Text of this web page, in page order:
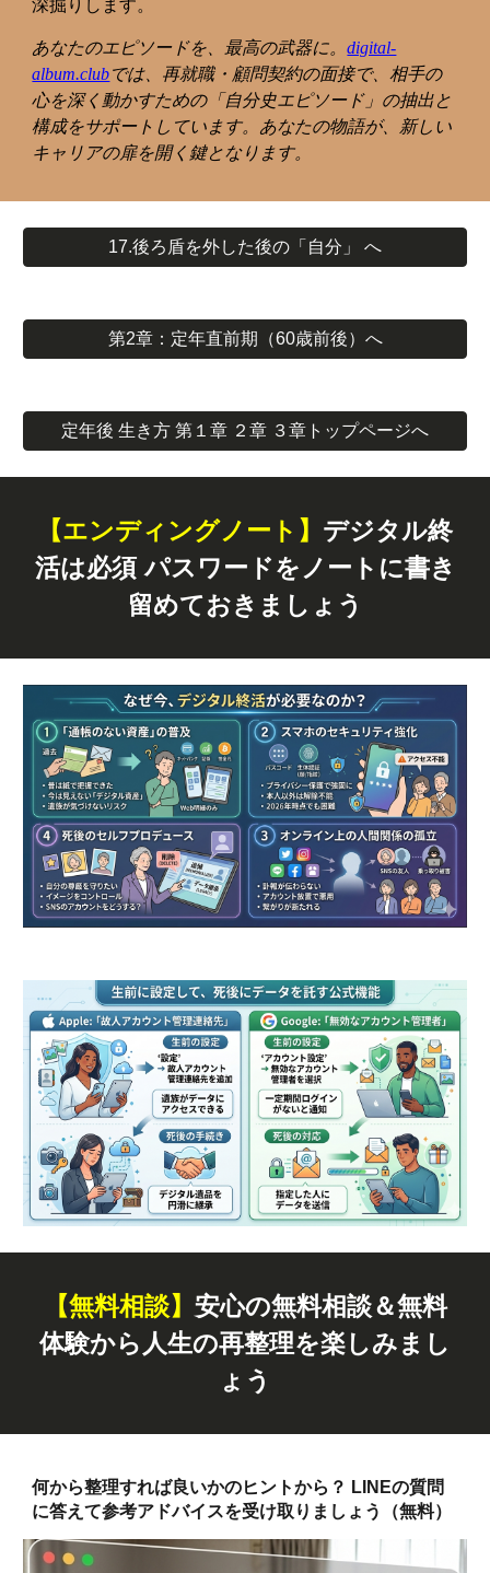
深掘りします。
あなたのエピソードを、最高の武器に。digital-
album.clubでは、再就職・顧問契約の面接で、相手の
心を深く動かすための「自分史エピソード」の抽出と
構成をサポートしています。あなたの物語が、新しい
キャリアの扉を開く鍵となります。
17.後ろ盾を外した後の「自分」 へ
第2章：定年直前期（60歳前後）へ
定年後 生き方 第１章 ２章 ３章トップページへ
【エンディングノート】 デジタル終
活は必須 パスワードをノートに書き
留めておきましょう
【無料相談】 安心の無料相談＆無料
体験から人生の再整理を楽しみまし
ょう
何から整理すれば良いかのヒントから？ LINEの質問
に答えて参考アドバイスを受け取りましょう（無料）